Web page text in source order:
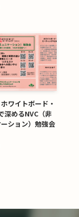
ワイトボード・
深めるNVC（非
ション）勉強会